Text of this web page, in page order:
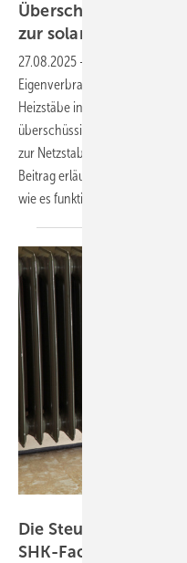
Ü berschüssigen PV-
zur solarelektrischen
27.08.2025 -
Eigenverbrauchsoptimierung
Heizstäbe in den Fokus. Sie
überschüssigen
zur Netzstabilität,
Beitrag erläutert Tobias
wie es funktioniert.
Di e Steuererklärung
SHK-Fachleute zum